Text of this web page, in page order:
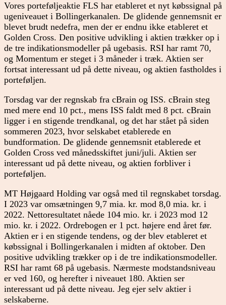
Vores porteføljeaktie FLS har etableret et nyt købssignal på
ugeniveauet i Bollingerkanalen. De glidende gennemsnit er
blevet brudt nedefra, men der er endnu ikke etableret et
Golden Cross. Den positive udvikling i aktien trækker op i
de tre indikationsmodeller på ugebasis. RSI har ramt 70,
og Momentum er steget i 3 måneder i træk. Aktien ser
fortsat interessant ud på dette niveau, og aktien fastholdes i
porteføljen.
Torsdag var der regnskab fra cBrain og ISS. cBrain steg
med mere end 10 pct., mens ISS faldt med 8 pct. cBrain
ligger i en stigende trendkanal, og det har stået på siden
sommeren 2023, hvor selskabet etablerede en
bundformation. De glidende gennemsnit etablerede et
Golden Cross ved månedsskiftet juni/juli. Aktien ser
interessant ud på dette niveau, og aktien forbliver i
porteføljen.
MT Højgaard Holding var også med til regnskabet torsdag.
I 2023 var omsætningen 9,7 mia. kr. mod 8,0 mia. kr. i
2022. Nettoresultatet nåede 104 mio. kr. i 2023 mod 12
mio. kr. i 2022. Ordrebogen er 1 pct. højere end året før.
Aktien er i en stigende tendens, og der blev etableret et
købssignal i Bollingerkanalen i midten af oktober. Den
positive udvikling trækker op i de tre indikationsmodeller.
RSI har ramt 68 på ugebasis. Nærmeste modstandsniveau
er ved 160, og herefter i niveauet 180. Aktien ser
interessant ud på dette niveau. Jeg ejer selv aktier i
selskaberne.